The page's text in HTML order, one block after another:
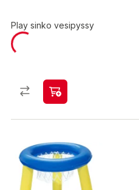
Play sinko vesipyssy